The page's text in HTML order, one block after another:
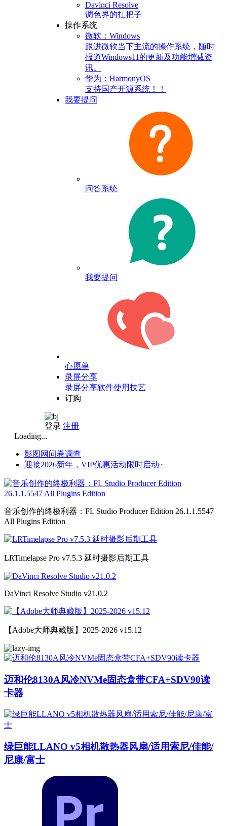
Davinci Resolve
调色界的扛把子
操作系统
微软：Windows
跟进微软当下主流的操作系统，随时
报道Windows11的更新及功能增减资
讯。
华为：HarmonyOS
支持国产开源系统！！
我要提问
问答系统
我要提问
心愿单
录屏分享
录屏分享软件使用技艺
订购
登录 注册
Loading...
影图网问卷调查
迎接2026新年，VIP优惠活动限时启动~
音乐创作的终极利器：FL Studio Producer Edition 26.1.1.5547
All Plugins Edition
LRTimelapse Pro v7.5.3 延时摄影后期工具
DaVinci Resolve Studio v21.0.2
【Adobe大师典藏版】2025-2026 v15.12
迈和伦8130A风冷NVMe固态盒带CFA+SDV90读
卡器
绿巨能LLANO v5相机散热器风扇/适用索尼/佳能/
尼康/富士